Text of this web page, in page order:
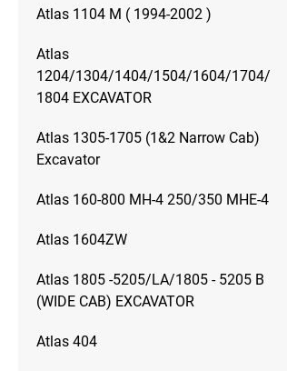
Atlas 1104 M ( 1994-2002 )
Atlas
1204/1304/1404/1504/1604/1704/
1804 EXCAVATOR
Atlas 1305-1705 (1&2 Narrow Cab)
Excavator
Atlas 160-800 MH-4 250/350 MHE-4
Atlas 1604ZW
Atlas 1805 -5205/LA/1805 - 5205 B
(WIDE CAB) EXCAVATOR
Atlas 404